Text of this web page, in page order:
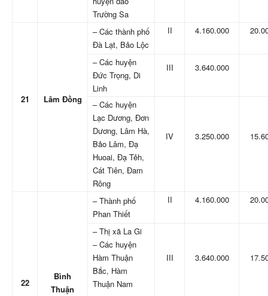
Trường Sa
21 Lâm Đồng
– Các thành phố
Đà Lạt, Bảo Lộc
II 4.160.000
– Các huyện
Đức Trọng, Di
Linh
III 3.640.000
– Các huyện
Lạc Dương, Đơn
Dương, Lâm Hà,
Bảo Lâm, Đạ
Huoai, Đạ Tẻh,
Cát Tiên, Đam
Rông
IV 3.250.000
22
Bình
Thuận
– Thành phố
Phan Thiết
II 4.160.000
– Thị xã La Gi
– Các huyện
Hàm Thuận
Bắc, Hàm
Thuận Nam
III 3.640.000